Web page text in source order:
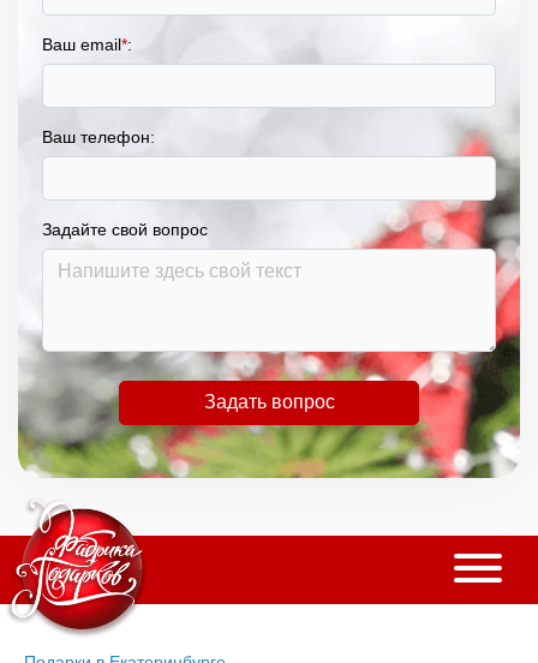
Ваш email*:
Ваш телефон:
Задайте свой вопрос
Задать вопрос